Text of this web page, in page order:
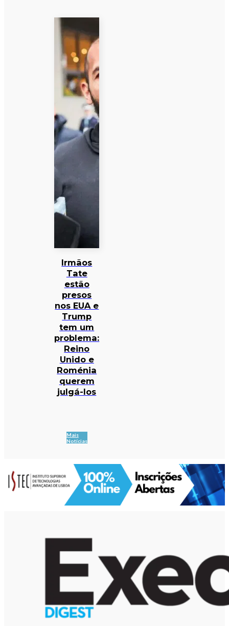
Irmãos
Tate
estão
presos
nos EUA e
Trump
tem um
problema:
Reino
Unido e
Roménia
querem
julgá-los
Mais
Notícias